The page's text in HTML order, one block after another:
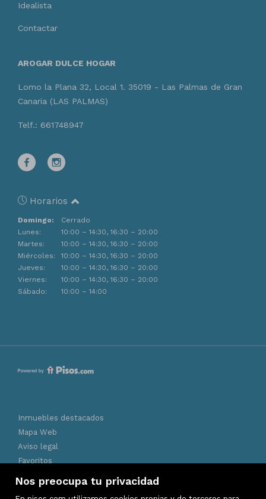
Nos preocupa tu privacidad
Idealista
Contactar
AROGAR DULCE HOGAR
Lomo la Plana 32, Local 1. 35019 - Las Palmas de Gran
Canaria (LAS PALMAS)
Telf.: 661748947
Horarios
Domingo:
Cerrado
Lunes:
10:00 – 14:30, 16:30 – 20:00
Martes:
10:00 – 14:30, 16:30 – 20:00
Miércoles:
10:00 – 14:30, 16:30 – 20:00
Jueves:
10:00 – 14:30, 16:30 – 20:00
Viernes:
10:00 – 14:30, 16:30 – 20:00
Sábado:
10:00 – 14:00
Inmuebles destacados
Mapa Web
Aviso legal
Favoritos